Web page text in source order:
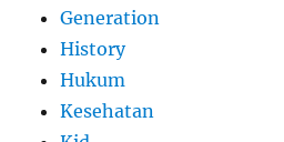
Generation
History
Hukum
Kesehatan